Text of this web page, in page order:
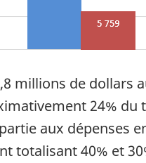
millions de
24% du
aux dépenses
totalisant 40% et